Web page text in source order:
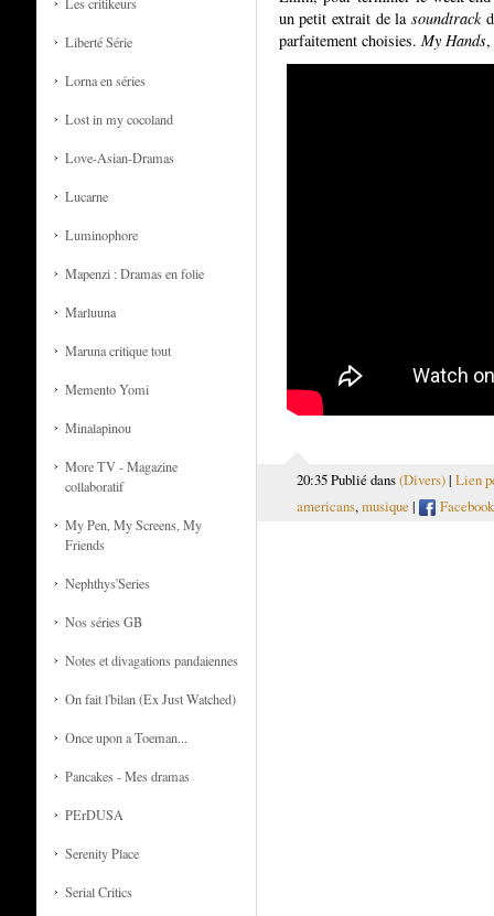
Liberté Série
Lorna en séries
Lost in my cocoland
Love-Asian-Dramas
Lucarne
Luminophore
Mapenzi : Dramas en folie
Marluuna
Maruna critique tout
Memento Yomi
Minalapinou
More TV - Magazine
collaboratif
My Pen, My Screens, My
Friends
Nephthys'Series
Nos séries GB
Notes et divagations pandaiennes
On fait l'bilan (Ex Just Watched)
Once upon a Toeman...
Pancakes - Mes dramas
PErDUSA
Serenity Place
Serial Critics
un petit extrait de la soundtrack
parfaitement choisies. My Hands,
20:35 Publié dans(Divers)| Lien
americans,musique | Facebook